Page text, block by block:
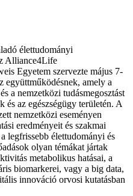
élettudományi
Alliance4Life
Egyetem szervezte május 7-
együttműködésnek, amely a
a nemzetközi tudásmegosztást
és az egészségügy területén. A
nemzetközi eseményen
eredményeit és szakmai
legfrissebb élettudományi és
olyan témákat jártak
metabolikus hatásai, a
biomarkerei, vagy a big data,
innováció orvosi kutatásban